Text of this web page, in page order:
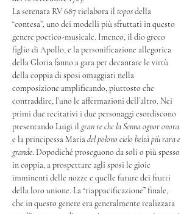
La serenata RV 687 rielabora il topos della
“contesa”, uno dei modelli più sfruttati in questo
genere poetico-musicale. Imeneo, il dio greco
figlio di Apollo, e la personificazione allegorica
della Gloria fanno a gara per decantare le virtù
della coppia di sposi omaggiati nella
composizione amplificando, piuttosto che
contraddire, l’uno le affermazioni dell’altro. Nei
primi due recitativi i due personaggi esordiscono
presentando Luigi il gran re che la Senna ognor onora
e la principessa Maria del polono cielo beltà più rara e
grande. Dopodiché proseguono da soli o più spesso
in coppia, a prospettare agli sposi le gioie
imminenti delle nozze e quelle future dei frutti
della loro unione. La “riappacificazione” finale,
che in questo genere era generalmente realizzata